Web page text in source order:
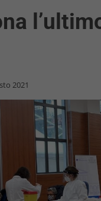
2021